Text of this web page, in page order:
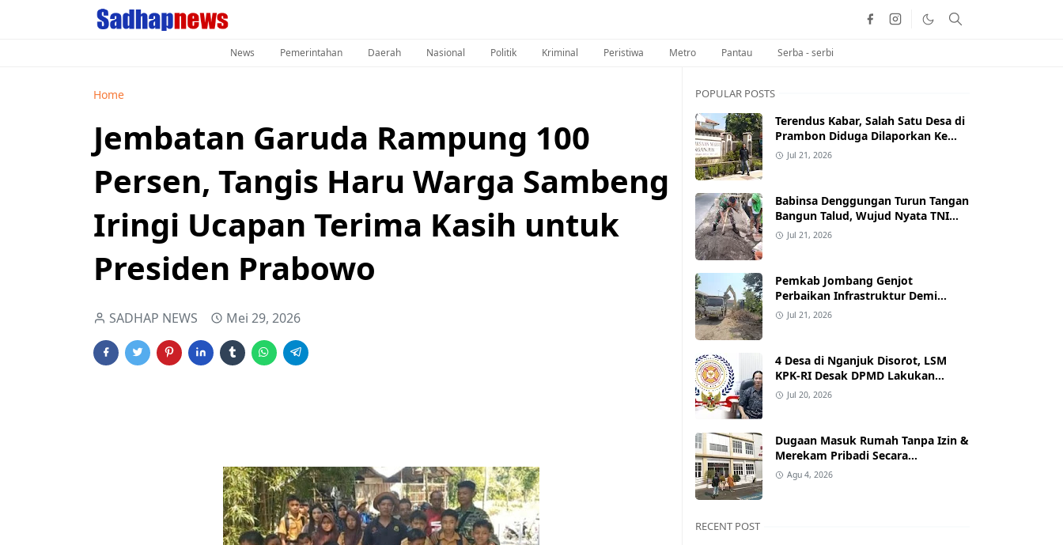
News Pemerintahan Daerah Nasional Politik Kriminal Peristiwa Metro Pantau Serba - serbi
Home
Jembatan Garuda Rampung 100
Persen, Tangis Haru Warga Sambeng
Iringi Ucapan Terima Kasih untuk
Presiden Prabowo
SADHAP NEWS Mei 29, 2026
POPULAR POSTS
Terendus Kabar, Salah Satu Desa di
Prambon Diduga Dilaporkan Ke
Kejaksaan Negeri Nganjuk.
Jul 21, 2026
Babinsa Denggungan Turun Tangan
Bangun Talud, Wujud Nyata TNI
Bersama Rakyat Perkuat Akses
Jul 21, 2026
Pemkab Jombang Genjot
Perbaikan Infrastruktur Demi
Sukseskan Muktamar NU ke-35 di
Jul 21, 2026
4 Desa di Nganjuk Disorot, LSM
KPK-RI Desak DPMD Lakukan
Pembinaan dan Pengawasan Tata
Jul 20, 2026
Dugaan Masuk Rumah Tanpa Izin &
Merekam Pribadi Secara
Diam‑diam, Mantan Kades di
Nganjuk Resmi Dipolisikan.
Agu 4, 2026
RECENT POST